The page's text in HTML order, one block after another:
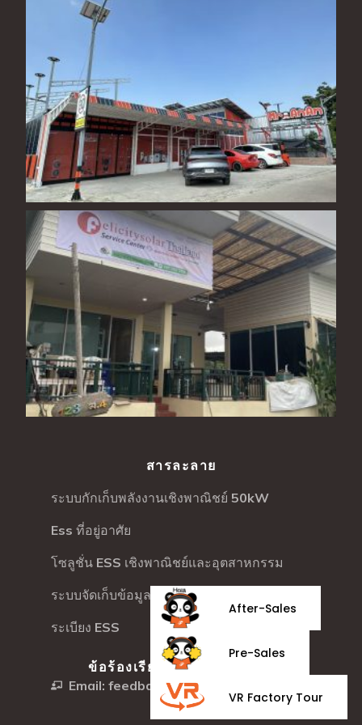
สารละลาย
ระบบกักเก็บพลังงานเชิงพาณิชย์ 50kW
Ess ที่อยู่อาศัย
โซลูชั่น ESS เชิงพาณิชย์และอุตสาหกรรม
ระบบจัดเก็บข้อมูลเชิงพาณิชย์
ระเบียง ESS
ข้อร้องเรียนและข้อเสนอแนะ
Email: feedback@felicitysolar.com
After-Sales
Pre-Sales
VR Factory Tour